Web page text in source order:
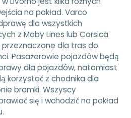
na pokład. Varco
dla wszystkich
z Moby Lines lub Corsica
przeznaczone dla tras do
Pasażerowie pojazdów będą
dla pojazdów, natomiast
korzystać z chodnika dla
bramki. Wszyscy
się i wchodzić na pokład